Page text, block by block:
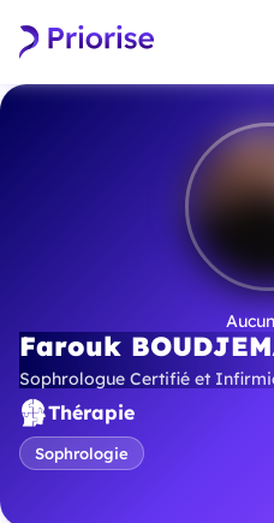
Farouk
Sophrologue Certifié et
Thérapie
Sophrologie